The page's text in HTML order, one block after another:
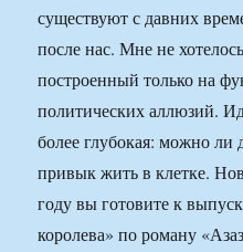
существуют с давних
после нас. Мне не
построенный только на
политических аллюзий.
более глубокая: можно ли
привык жить в клетке.
году вы готовите к
королева» по роману